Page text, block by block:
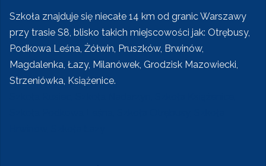
Szkoła znajduje się niecałe 14 km od granic Warszawy
przy trasie S8, blisko takich miejscowości jak: Otrębusy,
Podkowa Leśna, Żółwin, Pruszków, Brwinów,
Magdalenka, Łazy, Milanówek, Grodzisk Mazowiecki,
Strzeniówka, Książenice.